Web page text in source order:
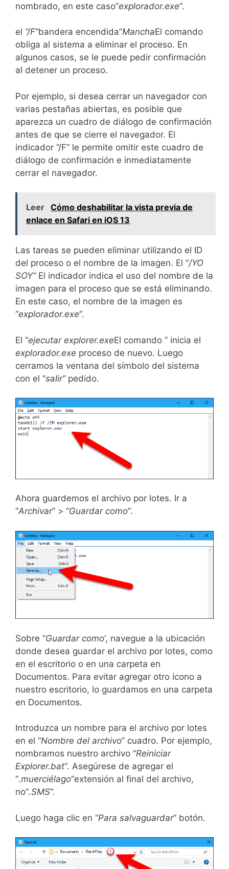
nombrado, en este caso”explorador.exe“.
el “/F“bandera encendida”ManchaEl comando
obliga al sistema a eliminar el proceso. En
algunos casos, se le puede pedir confirmación
al detener un proceso.
Por ejemplo, si desea cerrar un navegador con
varias pestañas abiertas, es posible que
aparezca un cuadro de diálogo de confirmación
antes de que se cierre el navegador. El
indicador “/F” le permite omitir este cuadro de
diálogo de confirmación e inmediatamente
cerrar el navegador.
Leer Cómo deshabilitar la vista previa de
enlace en Safari en iOS 13
Las tareas se pueden eliminar utilizando el ID
del proceso o el nombre de la imagen. El “/YO
SOY”El indicador indica el uso del nombre de la
imagen para el proceso que se está eliminando.
En este caso, el nombre de la imagen es
“explorador.exe“.
El “ejecutar explorer.exeEl comando ” inicia el
explorador.exe proceso de nuevo. Luego
cerramos la ventana del símbolo del sistema
con el “salir”pedido.
Ahora guardemos el archivo por lotes. Ir a
“Archivar” > “Guardar como“.
Sobre “Guardar como‘, navegue a la ubicación
donde desea guardar el archivo por lotes, como
en el escritorio o en una carpeta en
Documentos. Para evitar agregar otro ícono a
nuestro escritorio, lo guardamos en una carpeta
en Documentos.
Introduzca un nombre para el archivo por lotes
en el “Nombre del archivo” cuadro. Por ejemplo,
nombramos nuestro archivo “Reiniciar
Explorer.bat“. Asegúrese de agregar el
“.muerciélago“extensión al final del archivo,
no”.SMS“.
Luego haga clic en “Para salvaguardar” botón.